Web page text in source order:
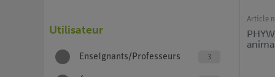
Utilisateur
Enseignants/Professeurs 3
Article